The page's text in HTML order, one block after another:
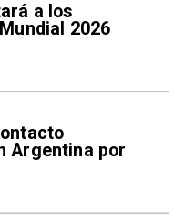
a los
2026
Argentina por